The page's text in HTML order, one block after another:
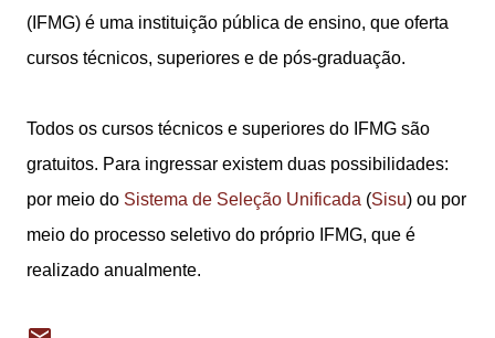
(IFMG) é uma instituição pública de ensino, que oferta
cursos técnicos, superiores e de pós-graduação.
Todos os cursos técnicos e superiores do IFMG são
gratuitos. Para ingressar existem duas possibilidades:
por meio do Sistema de Seleção Unificada (Sisu) ou por
meio do processo seletivo do próprio IFMG, que é
realizado anualmente.